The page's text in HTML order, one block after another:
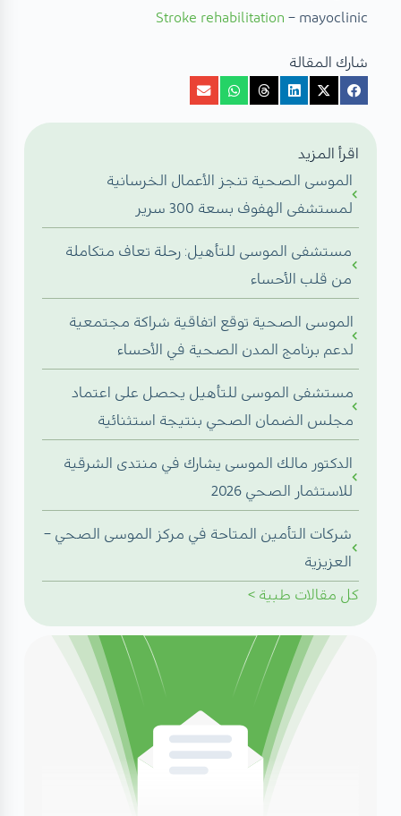
Stroke rehabilitation – mayoclinic
شارك المقالة
اقرأ المزيد
الموسى الصحية تنجز الأعمال الخرسانية
لمستشفى الهفوف بسعة 300 سرير
مستشفى الموسى للتأهيل: رحلة تعاف متكاملة
من قلب الأحساء
الموسى الصحية توقع اتفاقية شراكة مجتمعية
لدعم برنامج المدن الصحية في الأحساء
مستشفى الموسى للتأهيل يحصل على اعتماد
مجلس الضمان الصحي بنتيجة استثنائية
الدكتور مالك الموسى يشارك في منتدى الشرقية
للاستثمار الصحي 2026
شركات التأمين المتاحة في مركز الموسى الصحي –
العزيزية
كل مقالات طبية >